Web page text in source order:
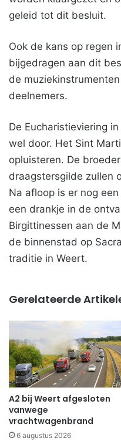
geleid tot dit besluit.
Ook de kans op regen
bijgedragen aan dit
de
deelnemers.
De Eucharistieviering
wel door. Het Sint
opluisteren. De
draagstersgilde zullen
Na afloop is er nog
een drankje in de
Birgittinessen aan de
de binnenstad op
traditie in Weert.
Gerelateerde
A2 bij Weert afgesloten
vanwege
vrachtwagenbrand
6 augustus 2026